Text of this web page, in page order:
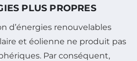
PLUS PROPRES
d’énergies renouvelables
et éolienne ne produit pas
Par conséquent,